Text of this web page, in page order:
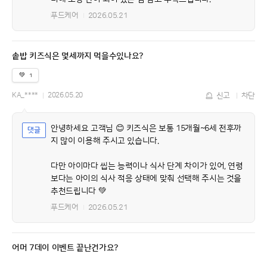
푸드케어 2026.05.21
솥밥 키즈식은 몇세까지 먹을수있나요?
💚 1
KA_**** 2026.05.20 신고 차단
안녕하세요 고객님 😊 키즈식은 보통 15개월~6세 전후까
지 많이 이용해 주시고 있습니다.
다만 아이마다 씹는 능력이나 식사 단계 차이가 있어, 연령
보다는 아이의 식사 적응 상태에 맞춰 선택해 주시는 것을
추천드립니다 💚
푸드케어 2026.05.21
어머 7데이 이벤트 끝난건가요?